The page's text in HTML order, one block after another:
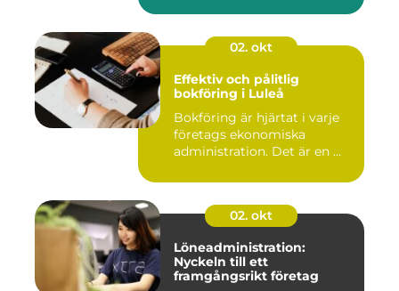
02. okt
Effektiv och pålitlig
bokföring i Luleå
Bokföring är hjärtat i varje
företags ekonomiska
administration. Det är en ...
02. okt
Löneadministration:
Nyckeln till ett
framgångsrikt företag